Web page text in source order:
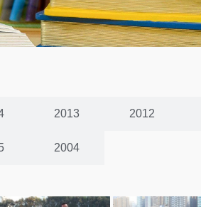
2013 2012
2004